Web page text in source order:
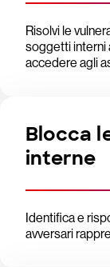
Risolvi le
soggetti interni
accedere agli
Blocca
interne
Identifica e
avversari